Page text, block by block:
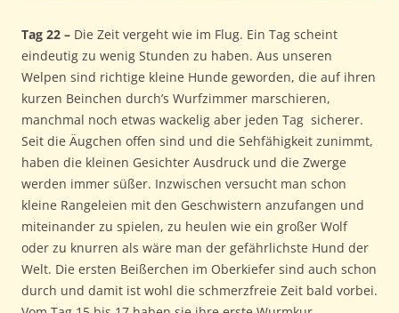
Tag 22 – Die Zeit vergeht wie im Flug. Ein Tag scheint
eindeutig zu wenig Stunden zu haben. Aus unseren
Welpen sind richtige kleine Hunde geworden, die auf ihren
kurzen Beinchen durch’s Wurfzimmer marschieren,
manchmal noch etwas wackelig aber jeden Tag sicherer.
Seit die Äugchen offen sind und die Sehfähigkeit zunimmt,
haben die kleinen Gesichter Ausdruck und die Zwerge
werden immer süßer. Inzwischen versucht man schon
kleine Rangeleien mit den Geschwistern anzufangen und
miteinander zu spielen, zu heulen wie ein großer Wolf
oder zu knurren als wäre man der gefährlichste Hund der
Welt. Die ersten Beißerchen im Oberkiefer sind auch schon
durch und damit ist wohl die schmerzfreie Zeit bald vorbei.